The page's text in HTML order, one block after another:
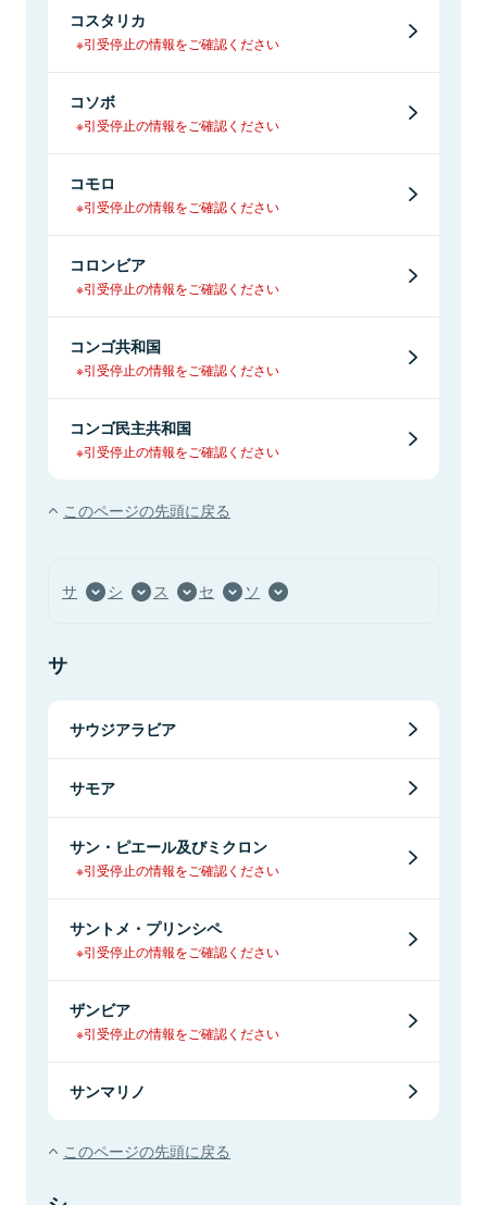
コスタリカ
※引受停止の情報をご確認ください
コソボ
※引受停止の情報をご確認ください
コモロ
※引受停止の情報をご確認ください
コロンビア
※引受停止の情報をご確認ください
コンゴ共和国
※引受停止の情報をご確認ください
コンゴ民主共和国
※引受停止の情報をご確認ください
このページの先頭に戻る
サ シ ス セ ソ
サ
サウジアラビア
サモア
サン・ピエール及びミクロン
※引受停止の情報をご確認ください
サントメ・プリンシペ
※引受停止の情報をご確認ください
ザンビア
※引受停止の情報をご確認ください
サンマリノ
このページの先頭に戻る